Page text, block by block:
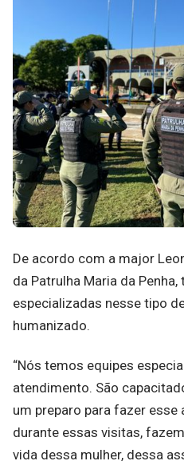
De acordo com a major
da Patrulha Maria da
especializadas nesse tipo
humanizado.
“Nós temos equipes
atendimento. São
um preparo para fazer esse
durante essas visitas,
vida dessa mulher, dessa